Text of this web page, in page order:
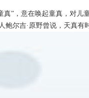
”，意在唤起童真，对儿
尔吉·原野曾说，天真有